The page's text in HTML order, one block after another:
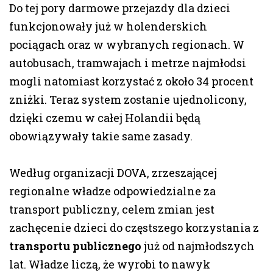
Do tej pory darmowe przejazdy dla dzieci
funkcjonowały już w holenderskich
pociągach oraz w wybranych regionach. W
autobusach, tramwajach i metrze najmłodsi
mogli natomiast korzystać z około 34 procent
zniżki. Teraz system zostanie ujednolicony,
dzięki czemu w całej Holandii będą
obowiązywały takie same zasady.
Według organizacji DOVA, zrzeszającej
regionalne władze odpowiedzialne za
transport publiczny, celem zmian jest
zachęcenie dzieci do częstszego korzystania z
transportu publicznego już od najmłodszych
lat. Władze liczą, że wyrobi to nawyk